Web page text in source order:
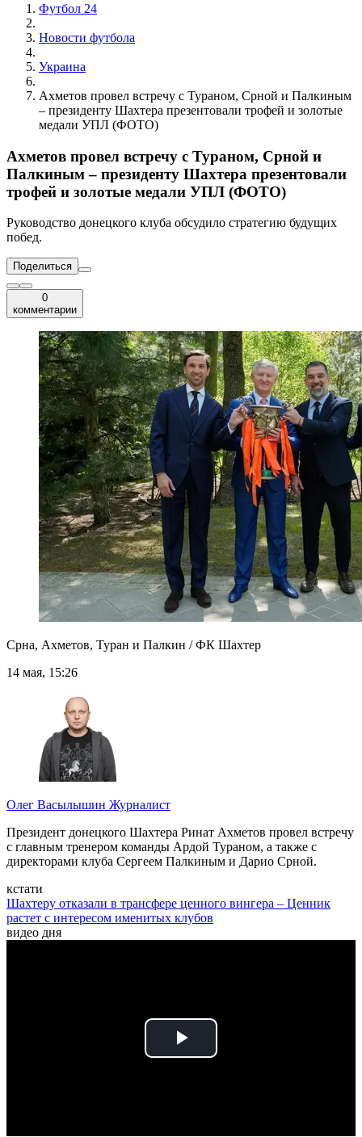
Футбол 24
Новости футбола
Украина
Ахметов провел встречу с Тураном, Срной и Палкиным
– президенту Шахтера презентовали трофей и золотые
медали УПЛ (ФОТО)
Ахметов провел встречу с Тураном, Срной и
Палкиным – президенту Шахтера презентовали
трофей и золотые медали УПЛ (ФОТО)
Руководство донецкого клуба обсудило стратегию будущих
побед.
Поделиться
0
комментарии
Срна, Ахметов, Туран и Палкин / ФК Шахтер
14 мая, 15:26
Олег Васылышин Журналист
Президент донецкого Шахтера Ринат Ахметов провел встречу
с главным тренером команды Ардой Тураном, а также с
директорами клуба Сергеем Палкиным и Дарио Срной.
кстати
Шахтеру отказали в трансфере ценного вингера – Ценник
растет с интересом именитых клубов
видео дня
Play